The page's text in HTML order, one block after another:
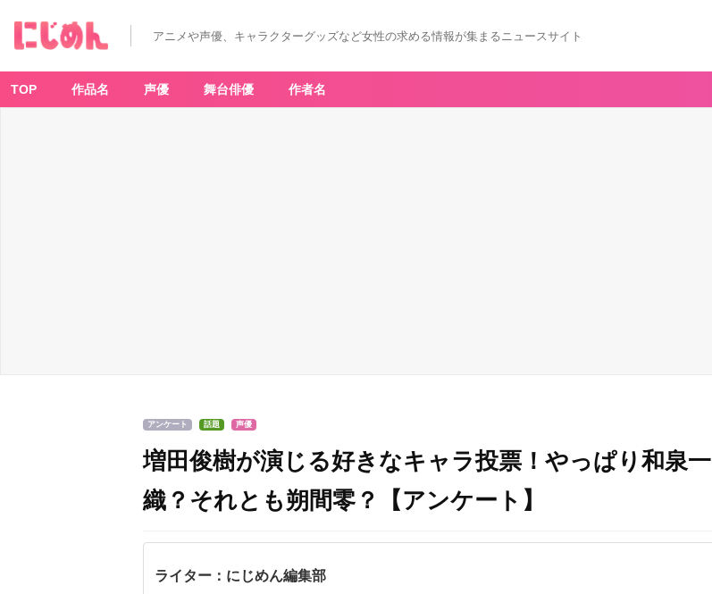
アニメや声優、キャラクターグッズなど女性の求める情報が集まるニュースサイト
TOP 作品名 声優 舞台俳優 作者名
アンケート 話題 声優
増田俊樹が演じる好きなキャラ投票！やっぱり和泉一
織？それとも朔間零？【アンケート】
ライター：にじめん編集部